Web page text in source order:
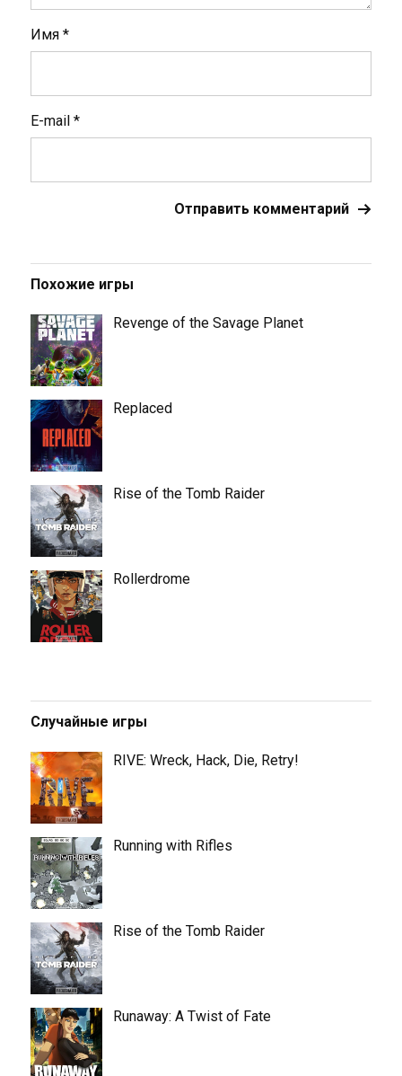
Имя *
E-mail *
Похожие игры
Revenge of the Savage Planet
Replaced
Rise of the Tomb Raider
Rollerdrome
Случайные игры
RIVE: Wreck, Hack, Die, Retry!
Running with Rifles
Rise of the Tomb Raider
Runaway: A Twist of Fate